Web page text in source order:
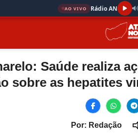
AO VIVO Rádio AN
Saúde realiza
sobre as hepatites
Por: Redação